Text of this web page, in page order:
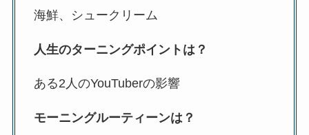
海鮮、シュークリーム
人生のターニングポイントは？
ある2人のYouTuberの影響
モーニングルーティーンは？